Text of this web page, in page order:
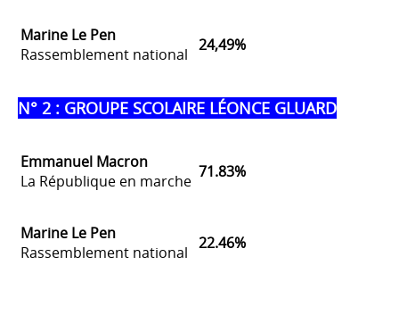
Marine Le Pen
Rassemblement national 24,49%
N° 2 : GROUPE SCOLAIRE LÉONCE GLUARD
Emmanuel Macron
La République en marche 71.83%
Marine Le Pen
Rassemblement national 22.46%